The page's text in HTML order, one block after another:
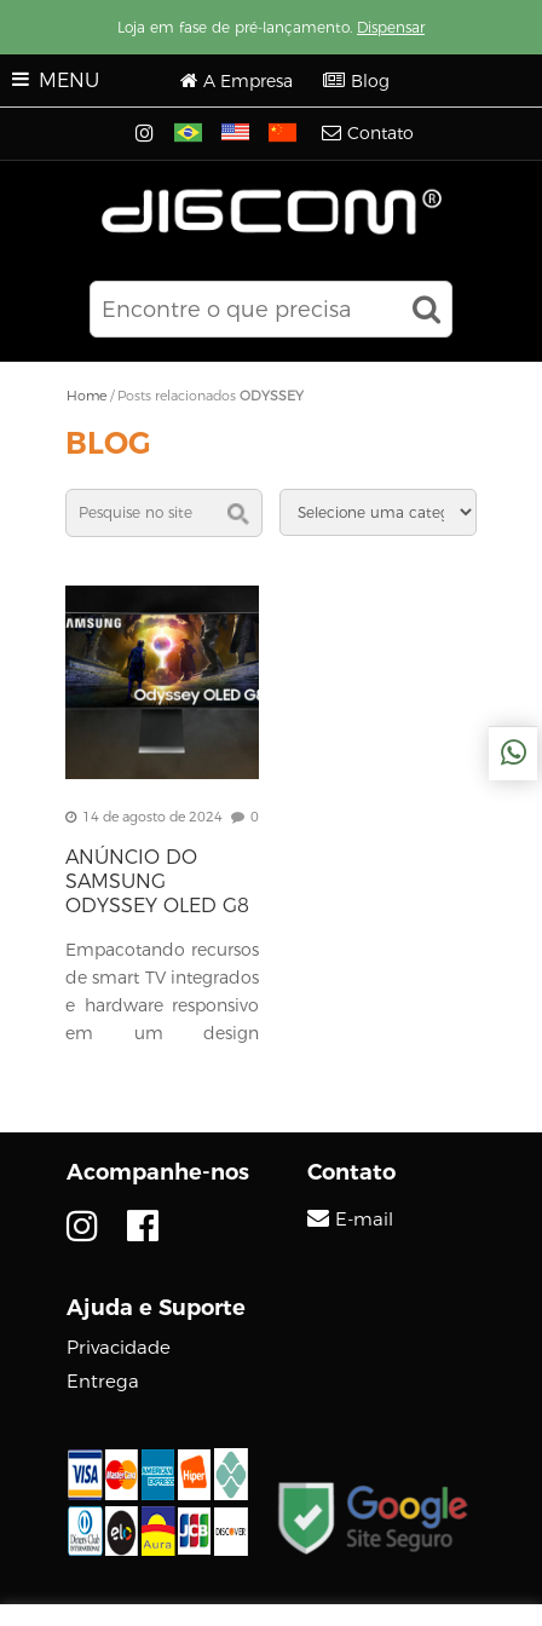
Loja em fase de pré-lançamento. Dispensar
MENU A Empresa Blog
Contato
Home / Posts relacionados ODYSSEY
BLOG
14 de agosto de 2024 0
ANÚNCIO DO
SAMSUNG
ODYSSEY OLED G8
Empacotando recursos
de smart TV integrados
e hardware responsivo
em um design
OLED G8 G85SD de...
Acompanhe-nos
Ajuda e Suporte
Privacidade
Entrega
Contato
E-mail